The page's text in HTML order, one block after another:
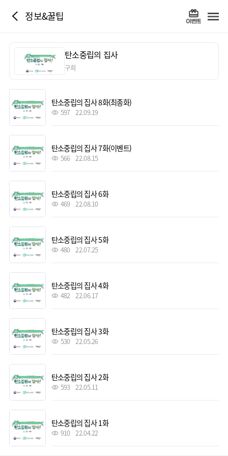
정보&꿀팁
탄소중립의 집사
구희
탄소중립의 집사 8화(최종화)
597 22.09.19
탄소중립의 집사 7화(이벤트)
566 22.08.15
탄소중립의 집사 6화
469 22.08.10
탄소중립의 집사 5화
480 22.07.25
탄소중립의 집사 4화
482 22.06.17
탄소중립의 집사 3화
530 22.05.26
탄소중립의 집사 2화
593 22.05.11
탄소중립의 집사 1화
910 22.04.22